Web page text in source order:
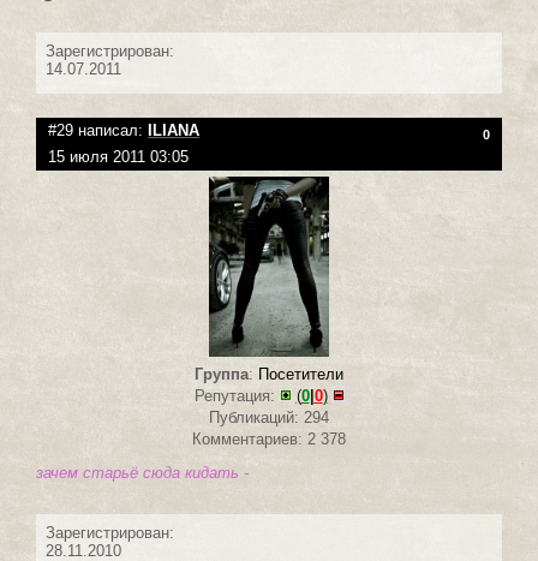
Зарегистрирован:
14.07.2011
#29 написал: ILIANA 0
15 июля 2011 03:05
Группа: Посетители
Репутация:
(0| 0)
Публикаций: 294
Комментариев: 2 378
зачем старьё сюда кидать -
Зарегистрирован:
28.11.2010